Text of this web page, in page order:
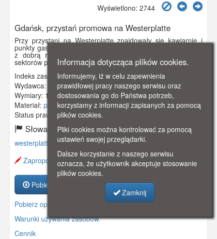
Wyświetlono: 2744
Gdańsk, przystań promowa na Westerplatte
Przy przystani na Westerplatte znajdowały się kawiarnie i
punkty gastronomiczne. Znajdowała się również poczekalnia
z dobrą restauracją. Wiodła stąd aleja do wydzielonych
sektorów plażowych.
Indeks zasobu:GSP00863
Wydawca:
william Stobbies, Neufahrwasser
Wymiary: 138 x 86 mm
Materiał: pocztówka
Status prawny:Użycie Niekomercyjne
Słowa kluczowe:
westerplatte przystań, prom, kurort,
Zaproponuj zmianę opisu.
Pobierz zasób
Pobierz opis
Warunki używania zasobów.
Cennik
Informacja dotycząca plików cookies.
Informujemy, iż w celu zapewnienia
prawidłowej pracy naszego serwisu oraz
dostosowania go do Państwa potrzeb,
korzystamy z informacji zapisanych za pomocą
plików cookies.
Pliki cookies można kontrolować za pomocą
ustawień swojej przeglądarki.
Dalsze korzystanie z naszego serwisu
oznacza, że użytkownik akceptuje stosowanie
plików cookies.
Zamknij